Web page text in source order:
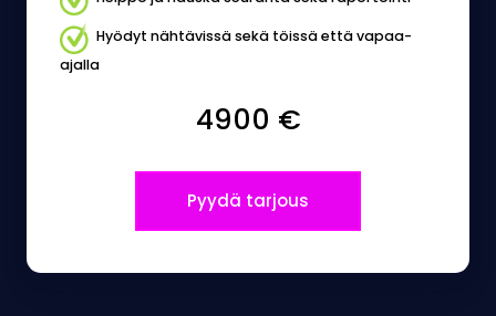
Hyödyt nähtävissä sekä töissä että vapaa-
ajalla
4900 €
Pyydä tarjous